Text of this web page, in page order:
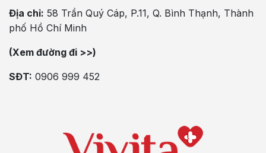
Địa chỉ: 58 Trần Quý Cáp, P.11, Q. Bình Thạnh, Thành
phố Hồ Chí Minh
(Xem đường đi >>)
SĐT: 0906 999 452